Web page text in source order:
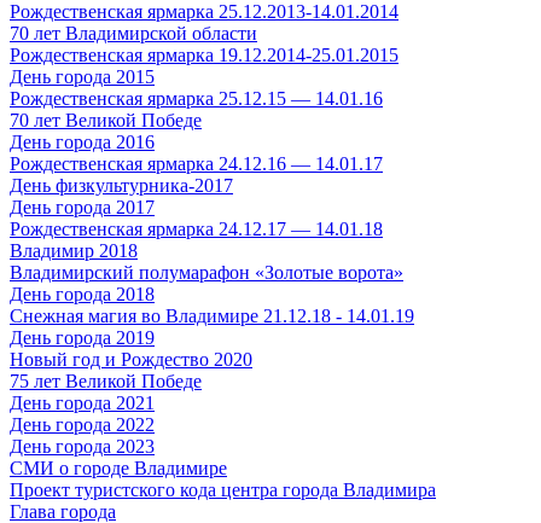
Рождественская ярмарка 25.12.2013-14.01.2014
70 лет Владимирской области
Рождественская ярмарка 19.12.2014-25.01.2015
День города 2015
Рождественская ярмарка 25.12.15 — 14.01.16
70 лет Великой Победе
День города 2016
Рождественская ярмарка 24.12.16 — 14.01.17
День физкультурника-2017
День города 2017
Рождественская ярмарка 24.12.17 — 14.01.18
Владимир 2018
Владимирский полумарафон «Золотые ворота»
День города 2018
Снежная магия во Владимире 21.12.18 - 14.01.19
День города 2019
Новый год и Рождество 2020
75 лет Великой Победе
День города 2021
День города 2022
День города 2023
СМИ о городе Владимире
Проект туристского кода центра города Владимира
Глава города